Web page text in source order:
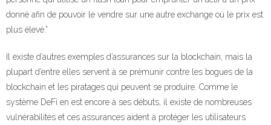
donné afin de pouvoir le vendre sur une autre exchange où le prix est
plus élevé.”
Il existe d’autres exemples d’assurances sur la blockchain, mais la
plupart d’entre elles servent à se prémunir contre les bogues de la
blockchain et les piratages qui peuvent se produire. Comme le
système DeFi en est encore à ses débuts, il existe de nombreuses
vulnérabilités et ces assurances aident à protéger les utilisateurs